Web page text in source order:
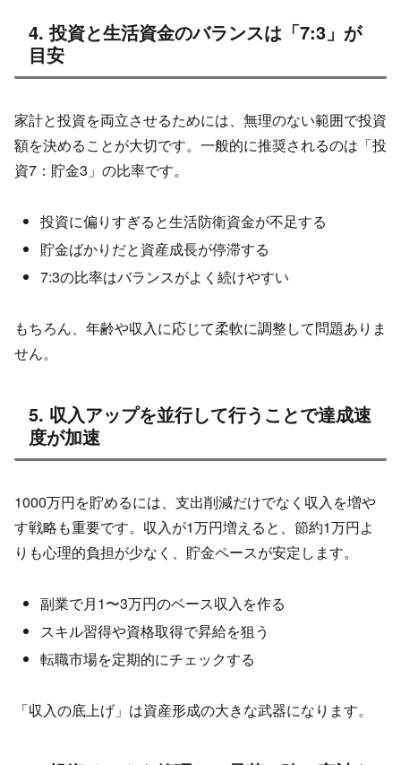
4. 投資と生活資金のバランスは「7:3」が
目安
家計と投資を両立させるためには、無理のない範囲で投資
額を決めることが大切です。一般的に推奨されるのは「投
資7：貯金3」の比率です。
投資に偏りすぎると生活防衛資金が不足する
貯金ばかりだと資産成長が停滞する
7:3の比率はバランスがよく続けやすい
もちろん、年齢や収入に応じて柔軟に調整して問題ありま
せん。
5. 収入アップを並行して行うことで達成速
度が加速
1000万円を貯めるには、支出削減だけでなく収入を増や
す戦略も重要です。収入が1万円増えると、節約1万円よ
りも心理的負担が少なく、貯金ペースが安定します。
副業で月1〜3万円のベース収入を作る
スキル習得や資格取得で昇給を狙う
転職市場を定期的にチェックする
「収入の底上げ」は資産形成の大きな武器になります。